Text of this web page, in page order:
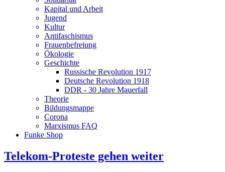
Kapital und Arbeit
Jugend
Kultur
Antifaschismus
Frauenbefreiung
Ökologie
Geschichte
Russische Revolution 1917
Deutsche Revolution 1918
DDR - 30 Jahre Mauerfall
Theorie
Bildungsmappe
Corona
Marxismus FAQ
Funke Shop
Telekom-Proteste gehen weiter